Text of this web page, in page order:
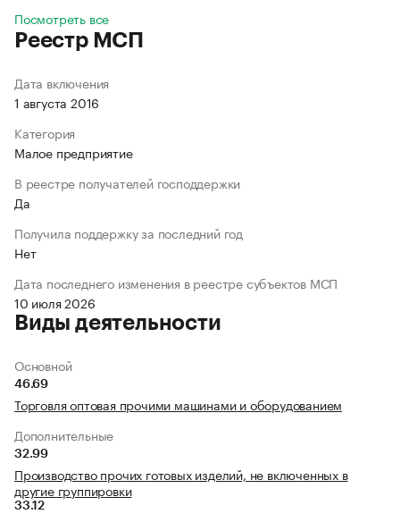
Посмотреть все
Реестр МСП
Дата включения
1 августа 2016
Категория
Малое предприятие
В реестре получателей господдержки
Да
Получила поддержку за последний год
Нет
Дата последнего изменения в реестре субъектов МСП
10 июля 2026
Виды деятельности
Основной
46.69
Торговля оптовая прочими машинами и оборудованием
Дополнительные
32.99
Производство прочих готовых изделий, не включенных в
другие группировки
33.12